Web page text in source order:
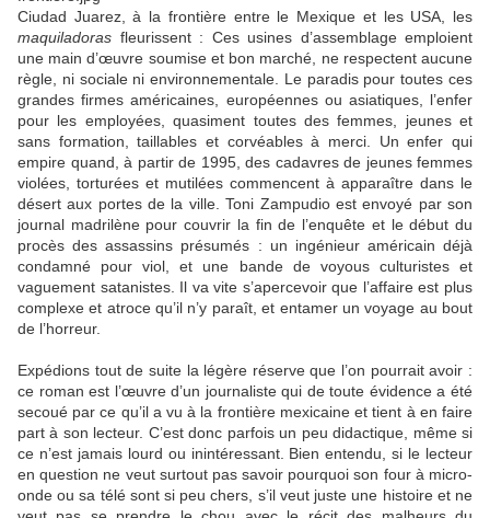
Ciudad Juarez, à la frontière entre le Mexique et les USA, les
maquiladoras fleurissent : Ces usines d’assemblage emploient
une main d’œuvre soumise et bon marché, ne respectent aucune
règle, ni sociale ni environnementale. Le paradis pour toutes ces
grandes firmes américaines, européennes ou asiatiques, l’enfer
pour les employées, quasiment toutes des femmes, jeunes et
sans formation, taillables et corvéables à merci. Un enfer qui
empire quand, à partir de 1995, des cadavres de jeunes femmes
violées, torturées et mutilées commencent à apparaître dans le
désert aux portes de la ville. Toni Zampudio est envoyé par son
journal madrilène pour couvrir la fin de l’enquête et le début du
procès des assassins présumés : un ingénieur américain déjà
condamné pour viol, et une bande de voyous culturistes et
vaguement satanistes. Il va vite s’apercevoir que l’affaire est plus
complexe et atroce qu’il n’y paraît, et entamer un voyage au bout
de l’horreur.
Expédions tout de suite la légère réserve que l’on pourrait avoir :
ce roman est l’œuvre d’un journaliste qui de toute évidence a été
secoué par ce qu’il a vu à la frontière mexicaine et tient à en faire
part à son lecteur. C’est donc parfois un peu didactique, même si
ce n’est jamais lourd ou inintéressant. Bien entendu, si le lecteur
en question ne veut surtout pas savoir pourquoi son four à micro-
onde ou sa télé sont si peu chers, s’il veut juste une histoire et ne